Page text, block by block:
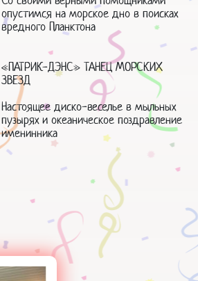
опустимся на морское дно в поисках
вредного Планктона
«ПАТРИК-ДЭНС» ТАНЕЦ МОРСКИХ
ЗВЕЗД
Настоящее диско-веселье в мыльных
пузырях и океаническое поздравление
именинника